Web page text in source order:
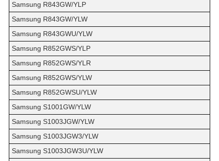
Samsung R843GW/YLP
Samsung R843GW/YLW
Samsung R843GWU/YLW
Samsung R852GWS/YLP
Samsung R852GWS/YLR
Samsung R852GWS/YLW
Samsung R852GWSU/YLW
Samsung S1001GW/YLW
Samsung S1003JGW/YLW
Samsung S1003JGW3/YLW
Samsung S1003JGW3U/YLW